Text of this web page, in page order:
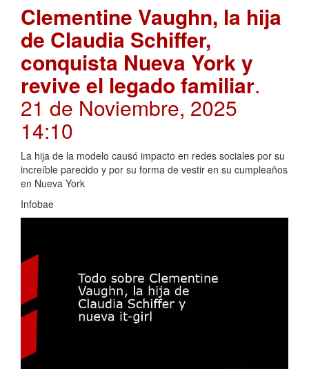
Clementine Vaughn, la hija
de Claudia Schiffer,
conquista Nueva York y
revive el legado familiar.
21 de Noviembre, 2025
14:10
La hija de la modelo causó impacto en redes sociales por su
increíble parecido y por su forma de vestir en su cumpleaños
en Nueva York
Infobae